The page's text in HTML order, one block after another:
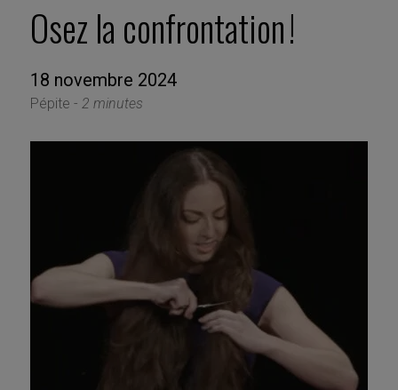
Osez la confrontation !
18 novembre 2024
Pépite - 2 minutes